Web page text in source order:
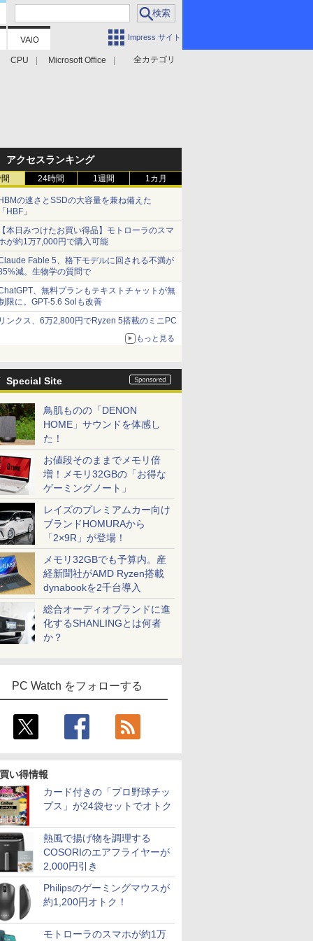
Impress サイト
全カテゴリ
CPU Microsoft Office
アクセスランキング
24時間 1週間 1カ月
の速さとSSDの大容量を兼ね備えた
HBF」
本日みつけたお買い得品】モトローラのスマ
が約1万7,000円で購入可能
Fable 5、格下モデルに回される不満が
減。生物学の質問で
、無料プランもテキストチャットが無
限に。GPT-5.6 Solも改善
ンクス、6万2,800円でRyzen 5搭載のミニPC
もっと見る
Special Site
鳥肌ものの「DENON
HOME」サウンドを体感し
た！
お値段そのままでメモリ倍
増！メモリ32GBの「お得な
ゲーミングノート」
レイズのプレミアムカー向け
ブランドHOMURAから
「2×9R」が登場！
メモリ32GBでも予算内。産
経新聞社がAMD Ryzen搭載
dynabookを2千台導入
総合オーディオブランドに進
化するSHANLINGとは何者
か？
PC Watch をフォローする
い得情報
カード付きの「プロ野球チッ
プス」が24袋セットでオトク
熱風で揚げ物を調理する
COSORIのエアフライヤーが
2,000円引き
Philipsのゲーミングマウスが
約1,200円オトク！
モトローラのスマホが約1万